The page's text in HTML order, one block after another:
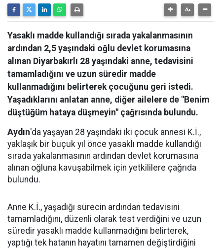
Yasaklı madde kullandığı sırada yakalanmasının
ardından 2,5 yaşındaki oğlu devlet korumasına
alınan Diyarbakırlı 28 yaşındaki anne, tedavisini
tamamladığını ve uzun süredir madde
kullanmadığını belirterek çocuğunu geri istedi.
Yaşadıklarını anlatan anne, diğer ailelere de "Benim
düştüğüm hataya düşmeyin" çağrısında bulundu.
Aydın'da yaşayan 28 yaşındaki iki çocuk annesi K.İ.,
yaklaşık bir buçuk yıl önce yasaklı madde kullandığı
sırada yakalanmasının ardından devlet korumasına
alınan oğluna kavuşabilmek için yetkililere çağrıda
bulundu.
Anne K.İ., yaşadığı sürecin ardından tedavisini
tamamladığını, düzenli olarak test verdiğini ve uzun
süredir yasaklı madde kullanmadığını belirterek,
yaptığı tek hatanın hayatını tamamen değiştirdiğini